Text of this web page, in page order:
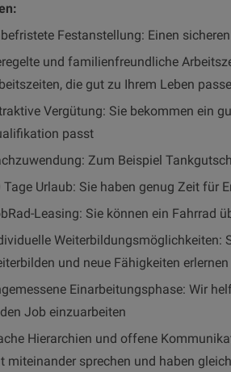
Festanstellung: Einen
und familienfreundliche
die gut zu Ihrem Leben
Vergütung: Sie bekommen ein
passt
Zum Beispiel
Tage Urlaub: Sie haben genug Zeit für
Leasing: Sie können ein Fahrrad
Weiterbildungsmöglichkeiten:
und neue Fähigkeiten erlernen
Einarbeitungsphase: Wir
Job einzuarbeiten
Hierarchien und offene
miteinander sprechen und haben